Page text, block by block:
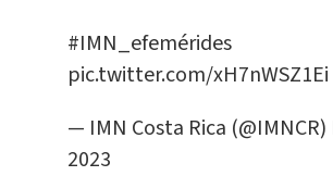
#IMN_efemérides
pic.twitter.com/xH7nWSZ1Ei
— IMN Costa Rica (@IMNCR)
2023